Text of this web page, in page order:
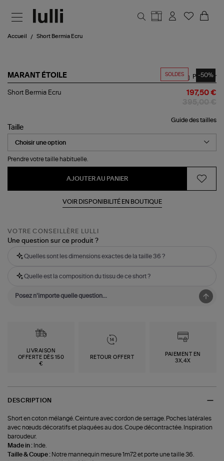
Accueil Short Bermia Ecru
SOLDES -50%
MARANT ÉTOILE
Short
Partager
Short Bermia Ecru 197,50 €
Guide des tailles
Taille
Prendre votre taille habituelle.
AJOUTER AU PANIER
VOIR DISPONIBILITÉ EN BOUTIQUE
VOTRE CONSEILLÈRE LULLI
Une question sur ce produit ?
Quelles sont les dimensions exactes de la taille 36 ?
Quelle est la composition du tissu de ce short ?
LIVRAISON
OFFERTE DÈS 150
€
RETOUR OFFERT
PAIEMENT EN
3X,4X
DESCRIPTION
Short en coton mélangé. Ceinture avec cordon de serrage. Poches latérales
avec nœuds décoratifs et plaquées au dos. Coupe décontractée. Inspiration
baroudeur.
Made in : Inde.
Taille & Coupe : Notre mannequin mesure 1m72 et porte une taille 36.